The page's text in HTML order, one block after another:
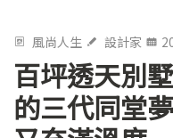
風尚人生 設計家
百坪透天別
的三代同堂